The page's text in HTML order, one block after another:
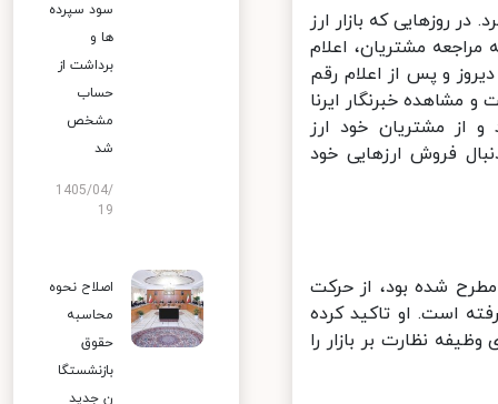
روزهایی که بازار ارز
مشتریان، اعلام
و پس از اعلام رقم
خبرنگار ایرنا
مشتریان خود ارز
فروش ارزهایی خود
شده بود، از حرکت
است. او تاکید کرده
نظارت بر بازار را
سود سپرده
ها و
برداشت از
حساب
مشخص
شد
1405/04/
19
اصلاح نحوه
محاسبه
حقوق
بازنشستگا
ن جدید